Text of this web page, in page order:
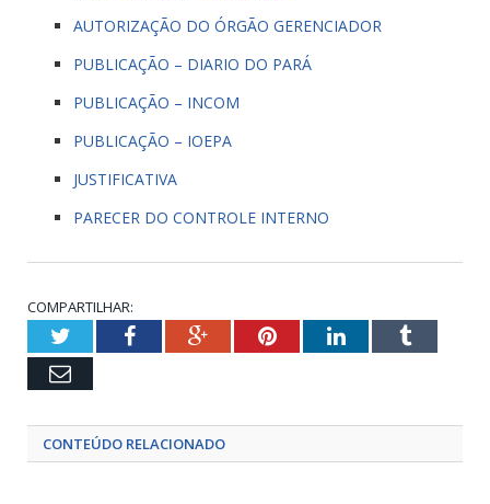
AUTORIZAÇÃO DO ÓRGÃO GERENCIADOR
PUBLICAÇÃO – DIARIO DO PARÁ
PUBLICAÇÃO – INCOM
PUBLICAÇÃO – IOEPA
JUSTIFICATIVA
PARECER DO CONTROLE INTERNO
COMPARTILHAR:
TwitterFacebookGoogle+PinterestLinkedInTumblr
Email
CONTEÚDO RELACIONADO